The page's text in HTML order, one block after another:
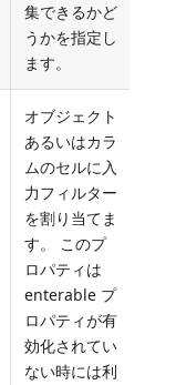
集できるかど
うかを指定し
ます。
オブジェクト
あるいはカラ
ムのセルに入
力フィルター
を割り当てま
す。 このプ
ロパティは
enterable プ
ロパティが有
効化されてい
ない時には利